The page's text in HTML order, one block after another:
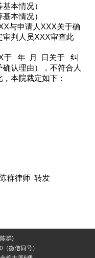
本情况）
本情况）
与申请人XXX关于确
审判人员XXX审查此
于 年 月 日关于 纠
认理由），不符合人
本院裁定如下：
师 转发
群)
微信同号）